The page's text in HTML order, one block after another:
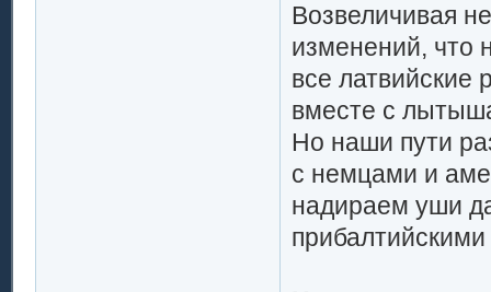
Возвеличивая
изменений, что
все латвийские
вместе с
Но наши пути
с немцами и
надираем уши